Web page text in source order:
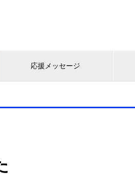
応援メッセージ